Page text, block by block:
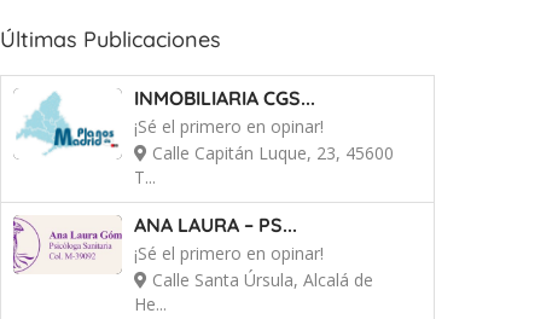
Últimas Publicaciones
INMOBILIARIA CGS...
¡Sé el primero en opinar!
Calle Capitán Luque, 23, 45600
T...
ANA LAURA – PS...
¡Sé el primero en opinar!
Calle Santa Úrsula, Alcalá de
He...